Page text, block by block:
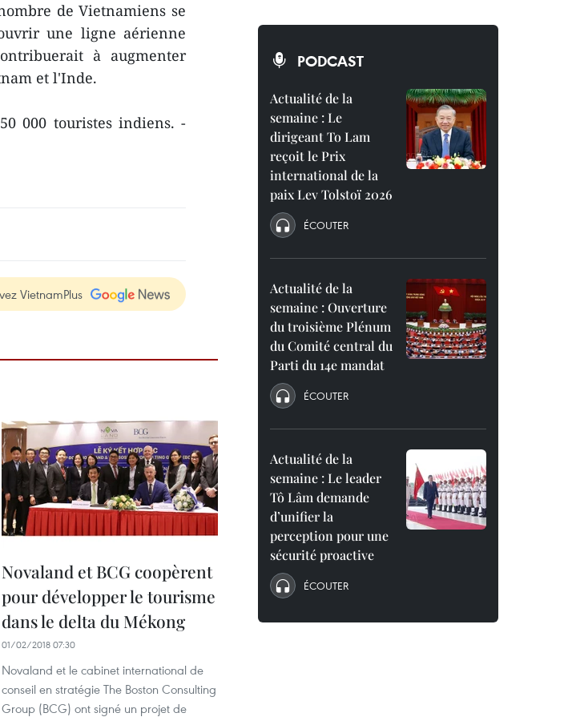
de Vietnamiens se
une ligne aérienne
à augmenter
et l'Inde.
000 touristes indiens. -
VietnamPlus
Novaland et ​BCG coopèrent
pour développer le tourisme
dans le delta du Mékong
01/02/2018 07:30
Novaland et le cabinet international de
conseil en stratégie The Boston Consulting
Group (BCG) ont signé un projet de
PODCAST
Actualité de la
semaine : Le
dirigeant To Lam
reçoit le Prix
international de la
paix Lev Tolstoï 2026
ÉCOUTER
Actualité de la
semaine : Ouverture
du troisième Plénum
du Comité central du
Parti du 14e mandat
ÉCOUTER
Actualité de la
semaine : Le leader
Tô Lâm demande
d’unifier la
perception pour une
sécurité proactive
ÉCOUTER